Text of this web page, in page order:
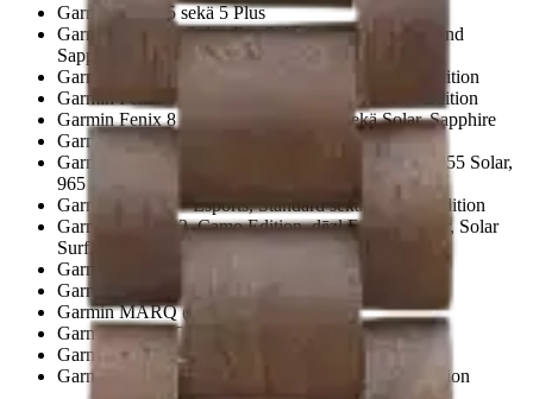
Garmin Fenix 5 sekä 5 Plus
Garmin Fenix 6: Solar, Pro Solar Edition sekä Pro and
Sapphire
Garmin Fenix 7 – Sapphire, Solar sekä Standard Edition
Garmin Fenix 7 Pro – Solar sekä Sapphire Solar Edition
Garmin Fenix 8 – 47 mm, AMOLED sekä Solar, Sapphire
Garmin Fenix E – 47 mm, AMOLED
Garmin Forerunner 745, 935, 945, 945 LTE, 955, 955 Solar,
965
Garmin Instinct – Esports, Standard sekä Tactical Edition
Garmin Instinct 2, Camo Edition, dēzl Edition, Solar, Solar
Surf, Surf sekä Solar Tactical Edition
Garmin Instinct Crossover - Standard sekä Solar
Garmin Instinct – Tactical Edition
Garmin MARQ (kaikki)
Garmin Quatix 5 sekä Sapphire
Garmin Quatix 6 sekä Titanium
Garmin Quatix 7 Pro sekä Sapphire ja Standard edition